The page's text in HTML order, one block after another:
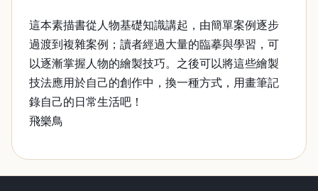
這本素描書從人物基礎知識講起，由簡單案例逐步
過渡到複雜案例；讀者經過大量的臨摹與學習，可
以逐漸掌握人物的繪製技巧。之後可以將這些繪製
技法應用於自己的創作中，換一種方式，用畫筆記
錄自己的日常生活吧！
飛樂鳥